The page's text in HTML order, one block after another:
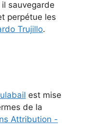
il sauvegarde
perpétue les
Trujillo.
est mise
de la
Attribution -